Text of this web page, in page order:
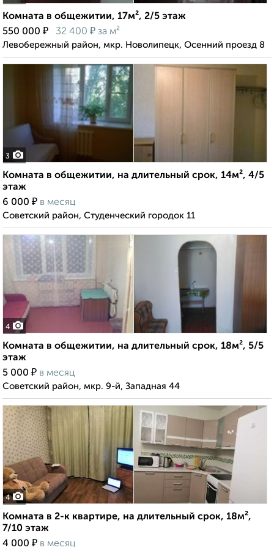
Комната в общежитии, 17м², 2/5 этаж
550 000 ₽ 32 400 ₽ за м²
Левобережный район, мкр. Новолипецк, Осенний проезд 8
3
Комната в общежитии, на длительный срок, 14м², 4/5
этаж
6 000 ₽ в месяц
Советский район, Студенческий городок 11
4
Комната в общежитии, на длительный срок, 18м², 5/5
этаж
5 000 ₽ в месяц
Советский район, мкр. 9-й, Западная 44
4
Комната в 2-к квартире, на длительный срок, 18м²,
7/10 этаж
4 000 ₽ в месяц